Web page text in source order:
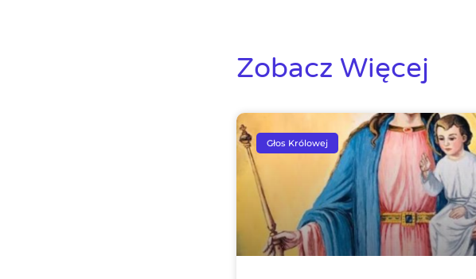
Zobacz Więcej
Głos Królowej